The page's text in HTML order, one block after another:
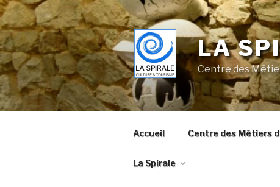
Skip
to
content
LA
Centre des
Accueil Centre des Métiers
La Spirale